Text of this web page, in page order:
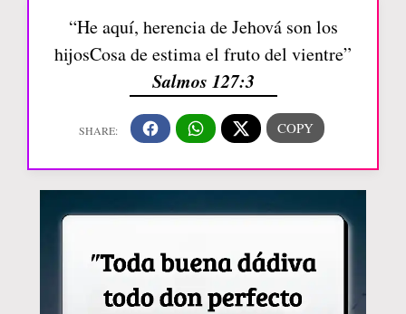
“He aquí, herencia de Jehová son los
hijosCosa de estima el fruto del vientre”
Salmos 127:3